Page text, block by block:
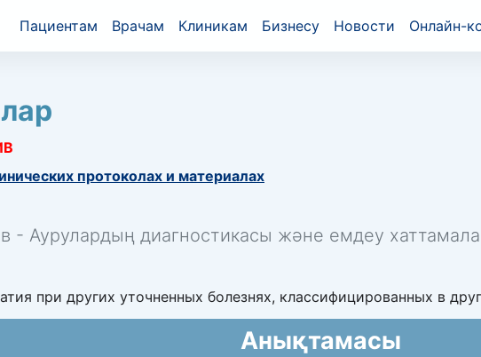
Пациентам Врачам Клиникам Бизнесу Новости Онлайн-
протоколах и материалах
- Аурулардың диагностикасы және емдеу
при других уточненных болезнях, классифицированных в
Анықтамасы